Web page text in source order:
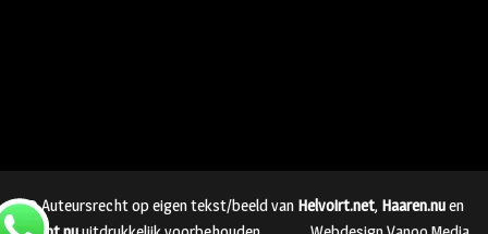
© Auteursrecht op eigen tekst/beeld van Helvoirt.net, Haaren.nuen